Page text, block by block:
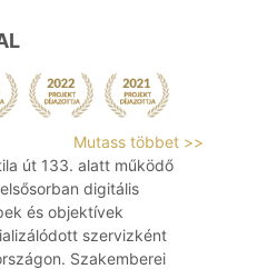
Mutass többet >>
út 133. alatt működő
digitális
és objektívek
szervizként
Szakemberei